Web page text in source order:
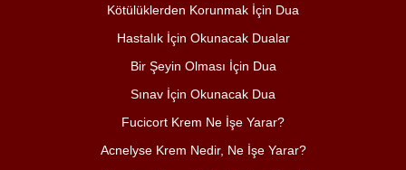
Kötülüklerden Korunmak İçin Dua
Hastalık İçin Okunacak Dualar
Bir Şeyin Olması İçin Dua
Sınav İçin Okunacak Dua
Fucicort Krem Ne İşe Yarar?
Acnelyse Krem Nedir, Ne İşe Yarar?